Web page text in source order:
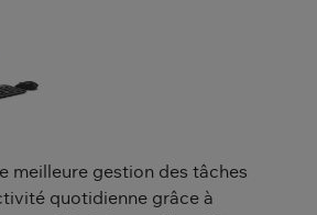
meilleure gestion des tâches
quotidienne grâce à